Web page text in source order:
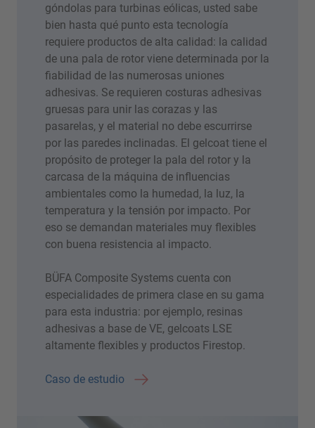
góndolas para turbinas eólicas, usted sabe
bien hasta qué punto esta tecnología
requiere productos de alta calidad: la calidad
de una pala de rotor viene determinada por la
fiabilidad de las numerosas uniones
adhesivas. Se requieren costuras adhesivas
gruesas para unir las corazas y las
pasarelas, y el material no debe escurrirse
por las paredes inclinadas. El gelcoat tiene el
propósito de proteger la pala del rotor y la
carcasa de la máquina de influencias
ambientales como la humedad, la luz, la
temperatura y la tensión por impacto. Por
eso se demandan materiales muy flexibles
con buena resistencia al impacto.
BÜFA Composite Systems cuenta con
especialidades de primera clase en su gama
para esta industria: por ejemplo, resinas
adhesivas a base de VE, gelcoats LSE
altamente flexibles y productos Firestop.
Caso de estudio